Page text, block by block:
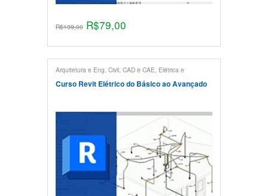
R$139,00 R$79,00
Arquitetura e Eng. Civil, CAD e CAE, Elétrica e
Eletrônica
Curso Revit Elétrico do Básico ao Avançado